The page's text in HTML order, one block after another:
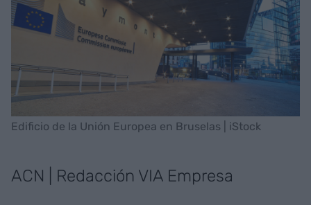
Edificio de la Unión Europea en Bruselas | iStock
ACN | Redacción VIA Empresa